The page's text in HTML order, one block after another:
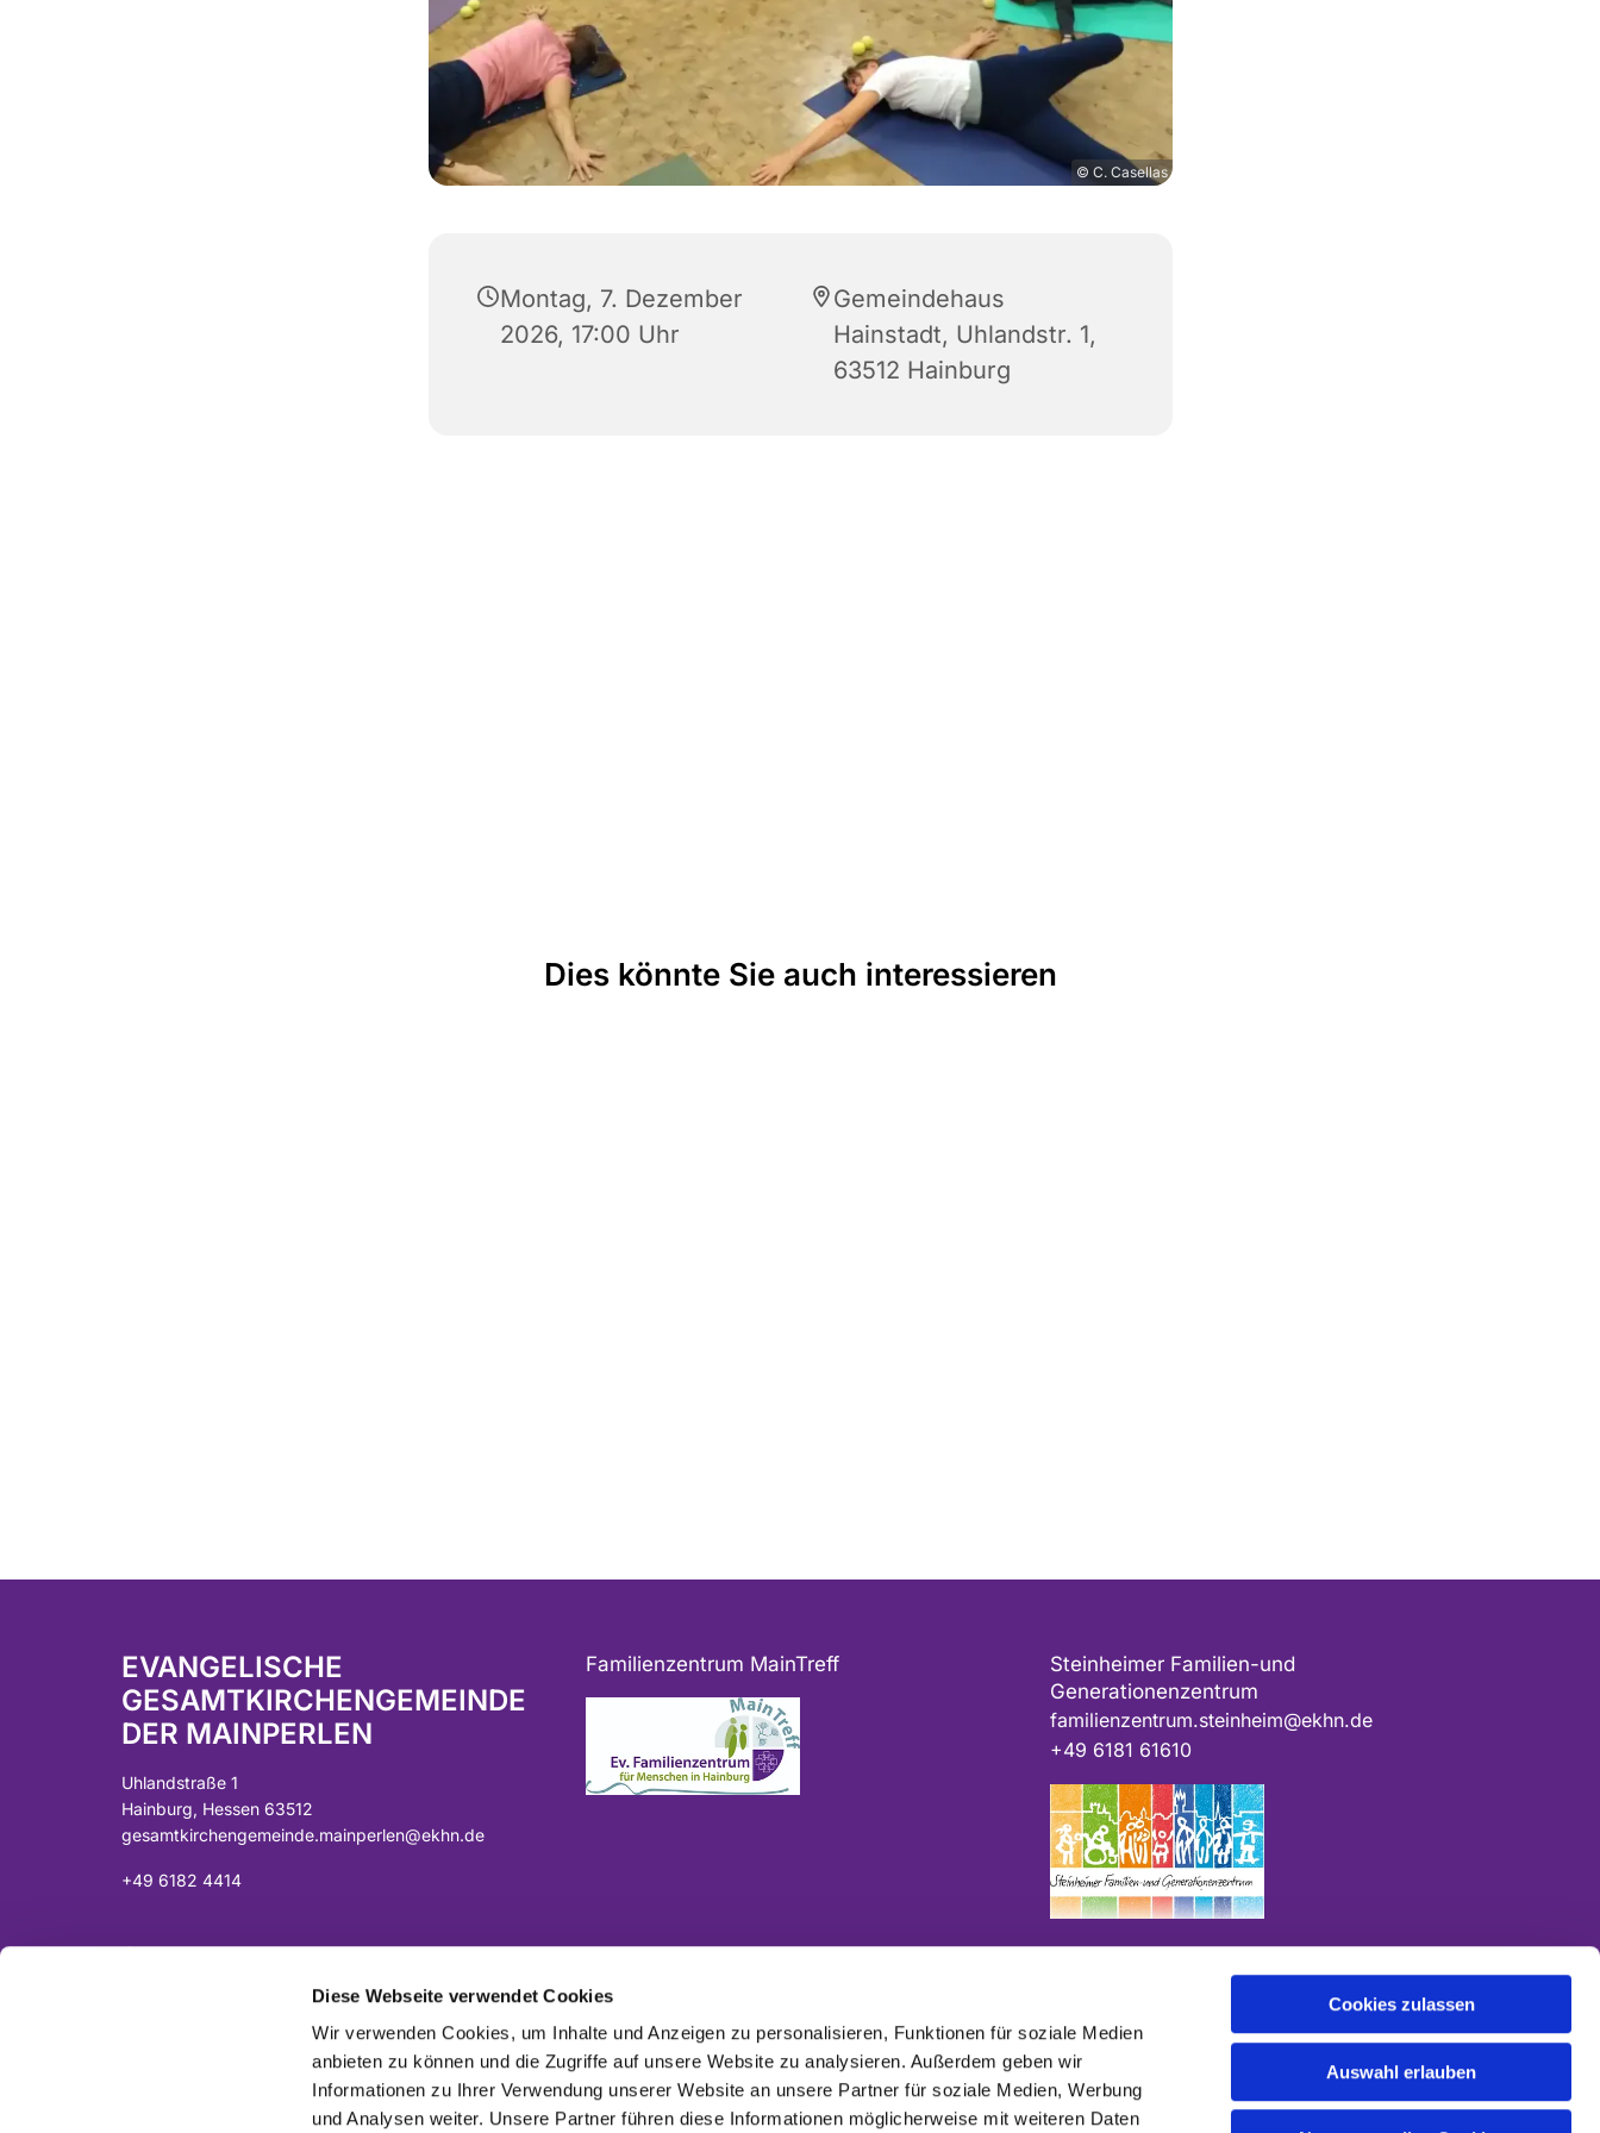
Diese Webseite verwendet Cookies
Wir verwenden Cookies, um Inhalte und Anzeigen zu personalisieren, Funktionen für soziale Medien
anbieten zu können und die Zugriffe auf unsere Website zu analysieren. Außerdem geben wir
Informationen zu Ihrer Verwendung unserer Website an unsere Partner für soziale Medien, Werbung
und Analysen weiter. Unsere Partner führen diese Informationen möglicherweise mit weiteren Daten
Cookies zulassen
Auswahl erlauben
© C. Casellas
Montag, 7. Dezember
2026, 17:00 Uhr
Gemeindehaus
Hainstadt, Uhlandstr. 1,
63512 Hainburg
Dies könnte Sie auch interessieren
EVANGELISCHE
GESAMTKIRCHENGEMEINDE
DER MAINPERLEN
Uhlandstraße 1
Hainburg, Hessen 63512
gesamtkirchengemeinde.mainperlen@ekhn.de
+49 6182 4414
Spendenkonto:
DE07 5065 2124 0001 0040 43
Sparkasse Langen-Seligenstadt
Familienzentrum MainTreff
ggf. das Projekt und/oder die Kirchengemeinde an.
Steinheimer Familien-und
Generationenzentrum
familienzentrum.steinheim@ekhn.de
+49 6181 61610